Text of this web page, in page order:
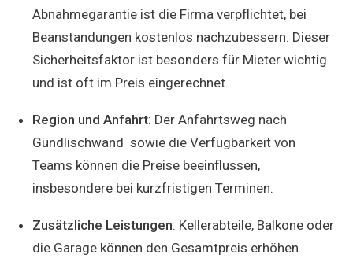
Abnahmegarantie ist die Firma verpflichtet, bei
Beanstandungen kostenlos nachzubessern. Dieser
Sicherheitsfaktor ist besonders für Mieter wichtig
und ist oft im Preis eingerechnet.
Region und Anfahrt: Der Anfahrtsweg nach
Gündlischwand sowie die Verfügbarkeit von
Teams können die Preise beeinflussen,
insbesondere bei kurzfristigen Terminen.
Zusätzliche Leistungen: Kellerabteile, Balkone oder
die Garage können den Gesamtpreis erhöhen.